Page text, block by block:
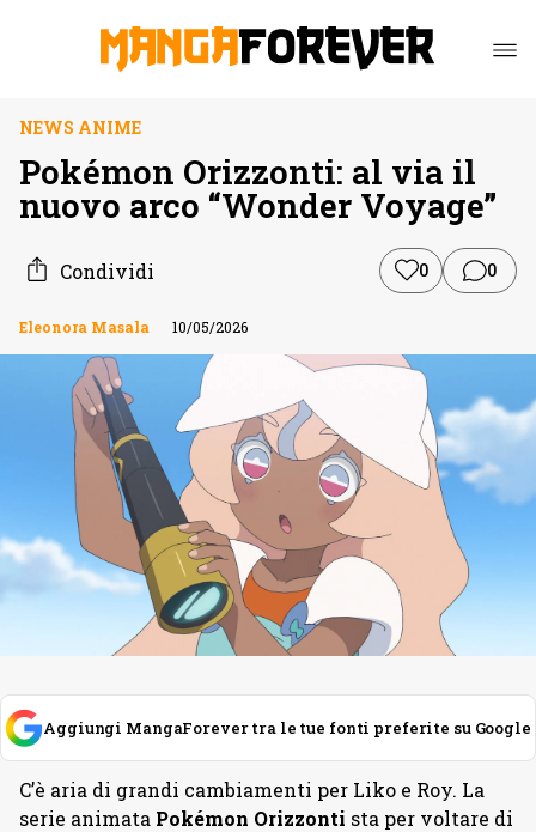
NEWS ANIME
Pokémon Orizzonti: al via il
nuovo arco “Wonder Voyage”
Condividi 0 0
Eleonora Masala 10/05/2026
Aggiungi MangaForever tra le tue fonti preferite su Google
C’è aria di grandi cambiamenti per Liko e Roy. La
serie animata Pokémon Orizzonti sta per voltare di